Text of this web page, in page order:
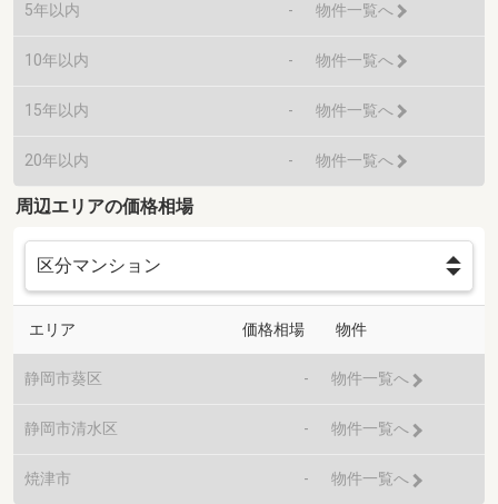
5年以内 - 物件一覧へ
10年以内 - 物件一覧へ
15年以内 - 物件一覧へ
20年以内 - 物件一覧へ
周辺エリアの価格相場
エリア 価格相場 物件
静岡市葵区 - 物件一覧へ
静岡市清水区 - 物件一覧へ
焼津市 - 物件一覧へ